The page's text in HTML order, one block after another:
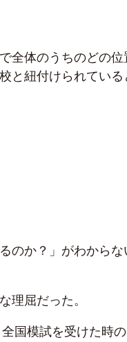
全体のうちのどの位
と紐付けられている
のか？」がわからな
理屈だった。
国模試を受けた時